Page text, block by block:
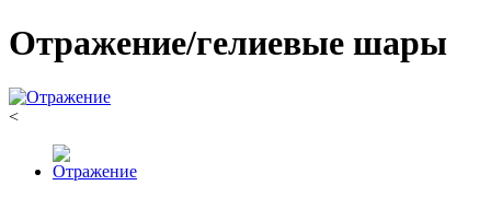
Отражение/гелиевые шары
<